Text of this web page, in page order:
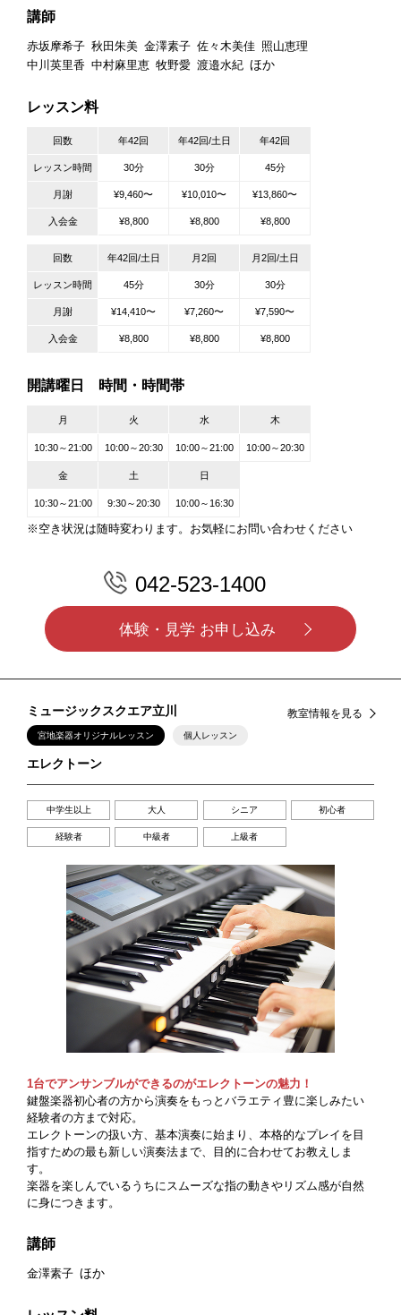
講師
赤坂摩希子 秋田朱美 金澤素子 佐々木美佳 照山恵理
中川英里香 中村麻里恵 牧野愛 渡邉水紀 ほか
レッスン料
回数 年42回 年42回/土日 年42回
レッスン時間 30分 30分 45分
月謝 ¥9,460〜 ¥10,010〜 ¥13,860〜
入会金 ¥8,800 ¥8,800 ¥8,800
回数 年42回/土日 月2回 月2回/土日
レッスン時間 45分 30分 30分
月謝 ¥14,410〜 ¥7,260〜 ¥7,590〜
入会金 ¥8,800 ¥8,800 ¥8,800
開講曜日 時間・時間帯
月 火 水 木
10:30～21:00 10:00～20:30 10:00～21:00 10:00～20:30
金 土 日
10:30～21:00 9:30～20:30 10:00～16:30
※空き状況は随時変わります。お気軽にお問い合わせください
042-523-1400
体験・見学 お申し込み
ミュージックスクエア立川 教室情報を見る
宮地楽器オリジナルレッスン 個人レッスン
エレクトーン
中学生以上 大人 シニア 初心者
経験者 中級者 上級者
1台でアンサンブルができるのがエレクトーンの魅力！
鍵盤楽器初心者の方から演奏をもっとバラエティ豊に楽しみたい
経験者の方まで対応。
エレクトーンの扱い方、基本演奏に始まり、本格的なプレイを目
指すための最も新しい演奏法まで、目的に合わせてお教えしま
す。
楽器を楽しんでいるうちにスムーズな指の動きやリズム感が自然
に身につきます。
講師
金澤素子 ほか